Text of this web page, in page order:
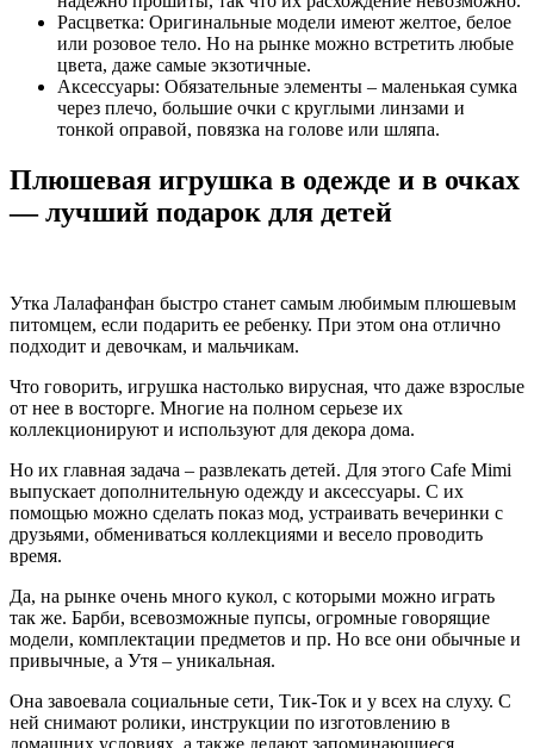
Расцветка: Оригинальные модели имеют желтое, белое
или розовое тело. Но на рынке можно встретить любые
цвета, даже самые экзотичные.
Аксессуары: Обязательные элементы – маленькая сумка
через плечо, большие очки с круглыми линзами и
тонкой оправой, повязка на голове или шляпа.
Плюшевая игрушка в одежде и в очках
— лучший подарок для детей
Утка Лалафанфан быстро станет самым любимым плюшевым
питомцем, если подарить ее ребенку. При этом она отлично
подходит и девочкам, и мальчикам.
Что говорить, игрушка настолько вирусная, что даже взрослые
от нее в восторге. Многие на полном серьезе их
коллекционируют и используют для декора дома.
Но их главная задача – развлекать детей. Для этого Cafe Mimi
выпускает дополнительную одежду и аксессуары. С их
помощью можно сделать показ мод, устраивать вечеринки с
друзьями, обмениваться коллекциями и весело проводить
время.
Да, на рынке очень много кукол, с которыми можно играть
так же. Барби, всевозможные пупсы, огромные говорящие
модели, комплектации предметов и пр. Но все они обычные и
привычные, а Утя – уникальная.
Она завоевала социальные сети, Тик-Ток и у всех на слуху. С
ней снимают ролики, инструкции по изготовлению в
домашних условиях, а также делают запоминающиеся